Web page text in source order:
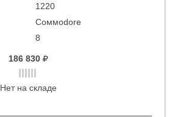
1220
Coммodore
8
186 830
Нет на складе